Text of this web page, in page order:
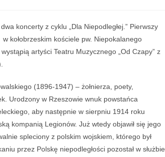
koncerty z cyklu „Dla Niepodległej.” Pierwszy
kołobrzeskim kościele pw. Niepokalanego
artyści Teatru Muzycznego „Od Czapy” z
(1896-1947) – żołnierza, poety,
Urodzony w Rzeszowie wnuk powstańca
aby następnie w sierpniu 1914 roku
kompanią Legionów. Już wtedy objawił się jego
spleciony z polskim wojskiem, którego był
przez Polskę niepodległości pozostał w służbie